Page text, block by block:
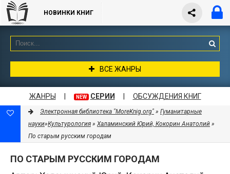
НОВИНКИ КНИГ
ВСЕ ЖАНРЫ
ЖАНРЫ NEW СЕРИИ ОБСУЖДЕНИЯ КНИГ
Электронная библиотека "MoreKnig.org" » Гуманитарные
науки»Культурология » Халаминский Юрий, Кокорин Анатолий »
По старым русским городам
ПО СТАРЫМ РУССКИМ ГОРОДАМ